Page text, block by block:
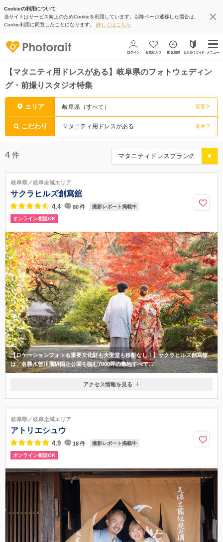
Cookieの利用について
当サイトはサービス向上のためCookieを利用しています。以降ページ遷移した場合は、
Cookie利用に同意したことになります。 詳しくはこちら
【マタニティ用ドレスがある】岐阜県のフォトウェディン
グ・前撮りスタジオ特集
エリア 岐阜県（すべて） 変更
こだわり マタニティ用ドレスがある 変更
4 件
岐阜県／岐阜全域エリア
サクラヒルズ創寫舘
4.4 80件 撮影レポート掲載中
オンライン相談OK
【ロケーションフォトも重要文化財も大聖堂も移動なし！】サクラヒルズ創寫舘
は、名勝木曽川飛騨国定公園を臨む7000坪の敷地すべて…
岐阜県各務原市鵜沼宝積寺町3-82-2
058-379-0500
アクセス情報を見る
岐阜県／岐阜全域エリア
アトリエシュウ
4.9 18件 撮影レポート掲載中
オンライン相談OK